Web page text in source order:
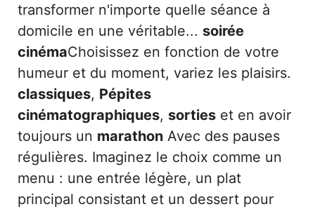
transformer n'importe quelle séance à
domicile en une véritable... soirée
cinémaChoisissez en fonction de votre
humeur et du moment, variez les plaisirs.
classiques, Pépites
cinématographiques, sorties et en avoir
toujours un marathon Avec des pauses
régulières. Imaginez le choix comme un
menu : une entrée légère, un plat
principal consistant et un dessert pour